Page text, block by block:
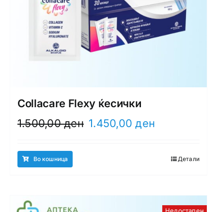
Collacare Flexy ќесички
1.500,00ден Original
1.450,00ден
1.450,00 ден.
Во кошница Детали